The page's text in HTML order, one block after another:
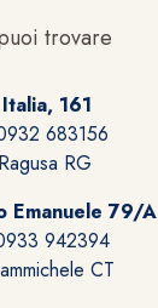
trovare
161
683156
RG
Emanuele 79/A
942394
CT